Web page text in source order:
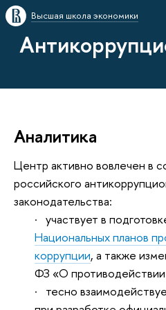
Высшая школа экономики
Аналитика
Центр активно вовлечен в
российского
законодательства:
· участвует в
Национальных планов
коррупции, а также
ФЗ «О
· тесно